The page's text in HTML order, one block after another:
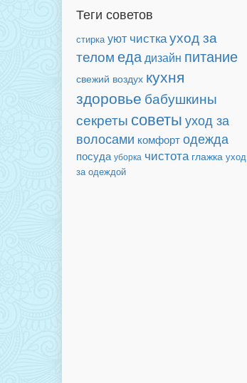
Теги советов
стирка уют чисткауход за
теломедадизайн питание
свежий воздух кухня
здоровье бабушкины
секреты советыуход за
волосами комфортодежда
посуда уборка чистота глажка уход
за одеждой